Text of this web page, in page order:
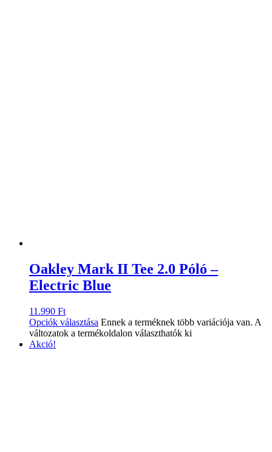
Oakley Mark II Tee 2.0 Póló –
Electric Blue
11.990 Ft
Opciók választása Ennek a terméknek több variációja van. A
változatok a termékoldalon választhatók ki
Akció!